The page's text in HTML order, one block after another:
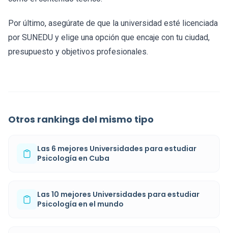
Por último, asegúrate de que la universidad esté licenciada
por SUNEDU y elige una opción que encaje con tu ciudad,
presupuesto y objetivos profesionales.
Otros rankings del mismo tipo
Las 6 mejores Universidades para estudiar
Psicología en Cuba
Las 10 mejores Universidades para estudiar
Psicología en el mundo